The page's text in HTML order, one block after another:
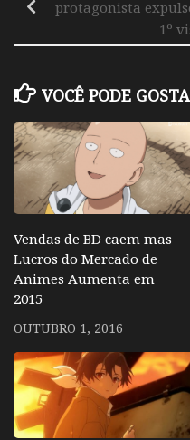
protagonista
1º
VOCÊ PODE
Vendas de BD caem mas
Lucros do Mercado de
Animes Aumenta em
2015
OUTUBRO 1, 2016